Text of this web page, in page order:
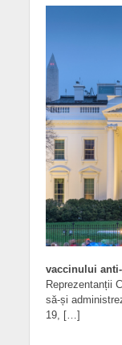
vaccinului anti-
Reprezentanții
să-și
19, […]